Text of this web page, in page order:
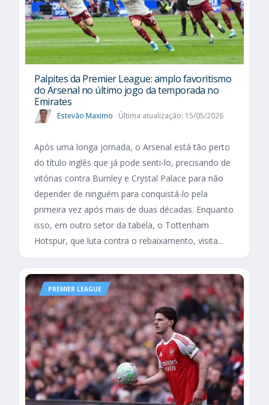
Palpites da Premier League: amplo favoritismo
do Arsenal no último jogo da temporada no
Emirates
Estevão Maximo Última atualização: 15/05/2026
Após uma longa jornada, o Arsenal está tão perto
do título inglês que já pode senti-lo, precisando de
vitórias contra Burnley e Crystal Palace para não
depender de ninguém para conquistá-lo pela
primeira vez após mais de duas décadas. Enquanto
isso, em outro setor da tabela, o Tottenham
Hotspur, que luta contra o rebaixamento, visita...
PREMIER LEAGUE